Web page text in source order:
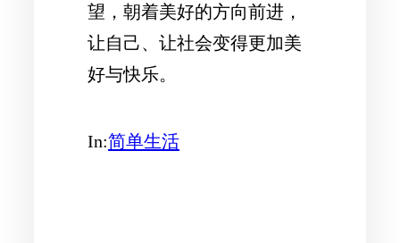
望，朝着美好的方向前进，
让自己、让社会变得更加美
好与快乐。
In:简单生活